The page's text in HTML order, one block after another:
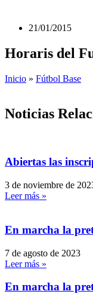
21/01/2015
Horaris del
Inicio » Fútbol Base
Noticias
Abiertas las
3 de noviembre de
Leer más »
En marcha la
7 de agosto de 2023
Leer más »
En marcha la